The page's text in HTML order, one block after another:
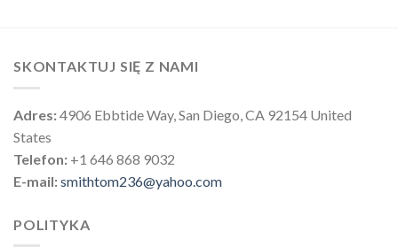
SKONTAKTUJ SIĘ Z NAMI
Adres:4906 Ebbtide Way, San Diego, CA 92154 United
States
Telefon: +1 646 868 9032
E-mail:smithtom236@yahoo.com
POLITYKA